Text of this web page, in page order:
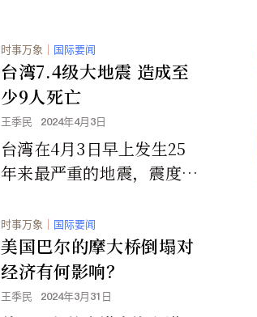
时事万象 国际要闻
台湾7.4级大地震 造成至
少9人死亡
王季民 2024年4月3日
台湾在4月3日早上发生25
年来最严重的地震，震度高
死亡以及多处的破坏损失。
时事万象 国际要闻
美国巴尔的摩大桥倒塌对
经济有何影响？
王季民 2024年3月31日